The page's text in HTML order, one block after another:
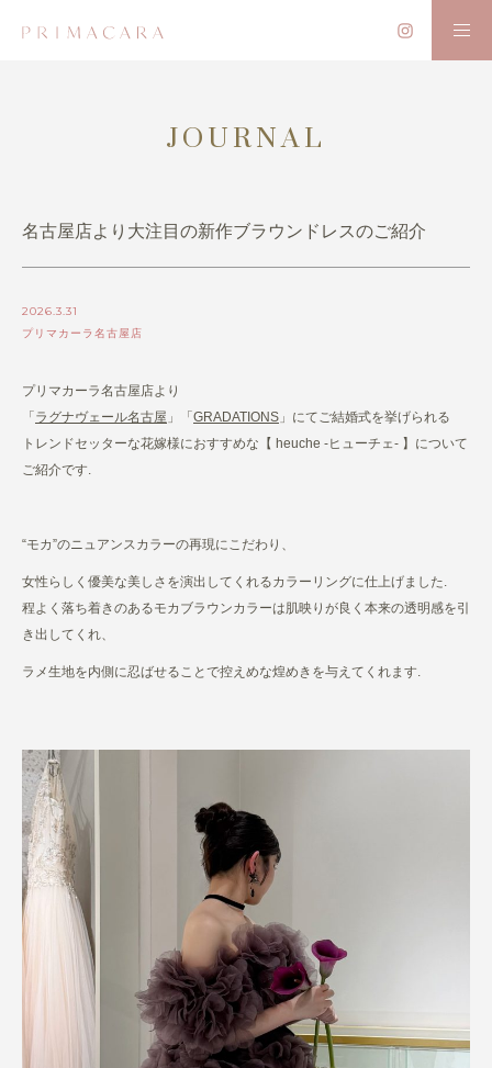
JOURNAL
名古屋店より大注目の新作ブラウンドレスのご紹介
2026.3.31
プリマカーラ名古屋店
プリマカーラ名古屋店より
「 ラグナヴェール名古屋 」「 GRADATIONS 」にてご結婚式を挙げられる
トレンドセッターな花嫁様におすすめな【 heuche -ヒューチェ- 】について
ご紹介です.
“モカ”のニュアンスカラーの再現にこだわり、
女性らしく優美な美しさを演出してくれるカラーリングに仕上げました.
程よく落ち着きのあるモカブラウンカラーは肌映りが良く本来の透明感を引
き出してくれ、
ラメ生地を内側に忍ばせることで控えめな煌めきを与えてくれます.